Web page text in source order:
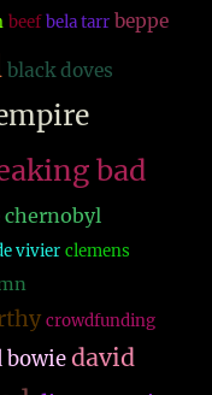
beef bela tarr beppe
black doves
bad
chernobyl
vivier clemens
crowdfunding
bowie david